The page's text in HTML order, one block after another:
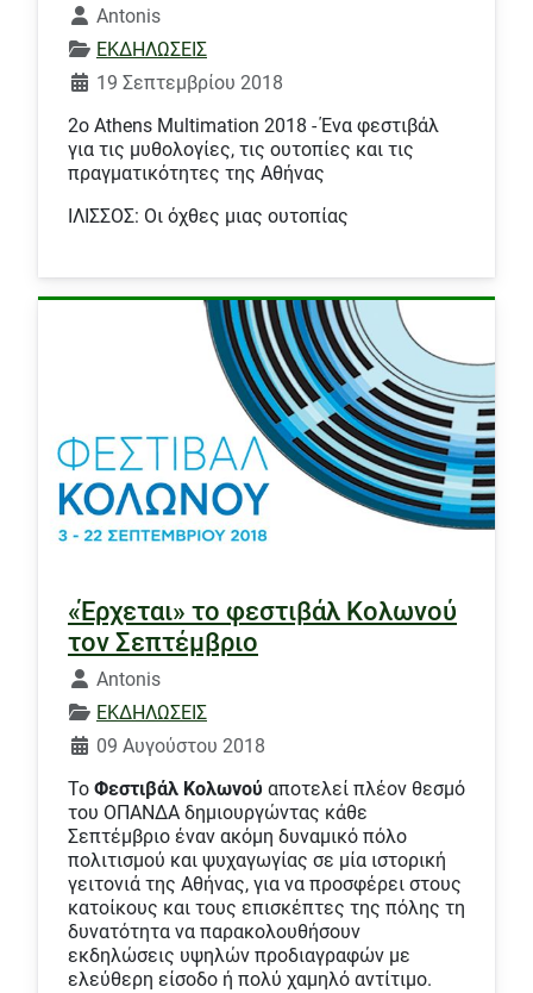
Λεπτομέρειες
Antonis
ΕΚΔΗΛΩΣΕΙΣ
19 Σεπτεμβρίου 2018
2o Athens Multimation 2018 - Ένα φεστιβάλ
για τις μυθολογίες, τις ουτοπίες και τις
πραγματικότητες της Αθήνας
ΙΛΙΣΣΟΣ: Οι όχθες μιας ουτοπίας
«Έρχεται» το φεστιβάλ Κολωνού
τον Σεπτέμβριο
Λεπτομέρειες
Antonis
ΕΚΔΗΛΩΣΕΙΣ
09 Αυγούστου 2018
Το Φεστιβάλ Κολωνού αποτελεί πλέον θεσμό
του ΟΠΑΝΔΑ δημιουργώντας κάθε
Σεπτέμβριο έναν ακόμη δυναμικό πόλο
πολιτισμού και ψυχαγωγίας σε μία ιστορική
γειτονιά της Αθήνας, για να προσφέρει στους
κατοίκους και τους επισκέπτες της πόλης τη
δυνατότητα να παρακολουθήσουν
εκδηλώσεις υψηλών προδιαγραφών με
ελεύθερη είσοδο ή πολύ χαμηλό αντίτιμο.